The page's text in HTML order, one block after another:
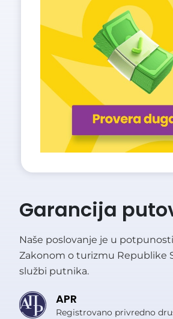
Garancija
Naše poslovanje je u
Zakonom o turizmu Republike
službi putnika.
APR
Registrovano privredno